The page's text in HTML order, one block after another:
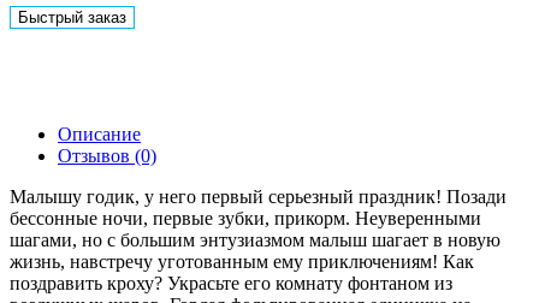
Быстрый заказ
Описание
Отзывов (0)
Малышу годик, у него первый серьезный праздник! Позади
бессонные ночи, первые зубки, прикорм. Неуверенными
шагами, но с большим энтузиазмом малыш шагает в новую
жизнь, навстречу уготованным ему приключениям! Как
поздравить кроху? Украсьте его комнату фонтаном из